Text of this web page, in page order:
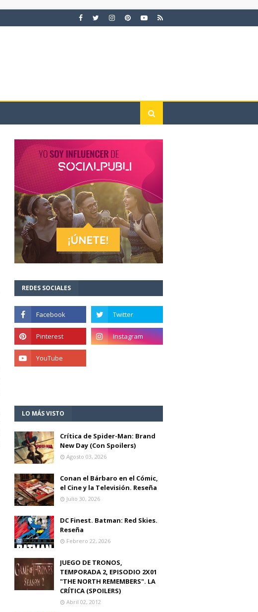
REDES SOCIALES
LO MÁS VISTO
Crítica de Spider-Man: Brand
New Day (Con Spoilers)
Agosto 03, 2026
Conan el Bárbaro en el Cómic,
el Cine y la Televisión. Reseña
Julio 30, 2026
DC Finest. Batman: Red Skies.
Reseña
Febrero 22, 2026
JUEGO DE TRONOS,
TEMPORADA 2, EPISODIO 2X01
"THE NORTH REMEMBERS". LA
CRÍTICA (SPOILERS)
Abril 02, 2012